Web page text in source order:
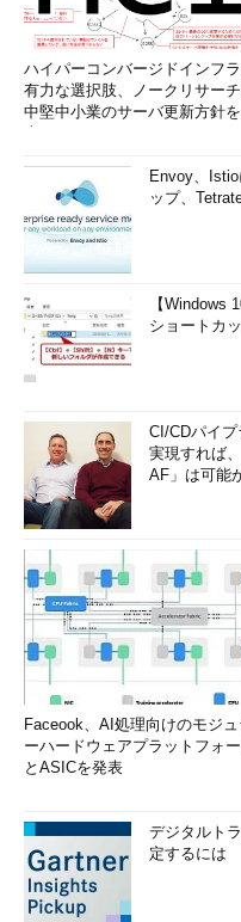
■フラグメント・フラグ
IPヘッダ中のフラグ・フィ
グメントの一部であるかど
ットが用意されている。こ
らばれよりも後ろにはデー
上の図でいえば、フラグメ
ているが、最後のフラグメ
■フラグメント・オフセット
フラグメント・オフセット
トが、元のIPパケット中の
ラグメント・オフセットが「
着したフラグメントのデー
目からに一致する、という
合はオフセットは0である
割することになっているの
8ずつ増加する。IPヘッダ中
しかないが、その値を8倍す
オフセットを表現できる。
「2000」なら、実際にはそ
ント・オフセット・フィー
受信したパケットがIPフ
かれば、それを元にして元
行う。具体的には、IPパケ
用意し、パケットを受信す
た時点で上位のプロトコル
しかし全部のIPフラグメン
定時間が経過すれば（数十
ハイパーコンバージドインフ
有力な選択肢、ノークリサー
中堅中小業のサーバ更新方針
Envoy、
ップ、
【Windows
ショートカ
CI/CDパイ
実現すれば
AF」は可能
Faceook、AI処理向けのモジュ
ーハードウェアプラットフォ
とASICを発表
デジタルト
定するには